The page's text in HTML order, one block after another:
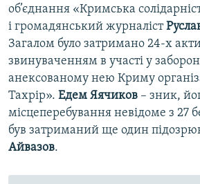
об’єднання «Кримська
і громадянський журналіст
Загалом було затримано 24-х
звинуваченням в участі у
анексованому нею Криму
Тахрір». Едем Яячиков – зник,
місцеперебування невідоме з 27
був затриманий ще один
Айвазов.